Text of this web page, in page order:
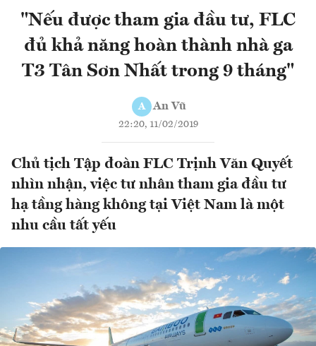
"Nếu được tham gia đầu tư, FLC
đủ khả năng hoàn thành nhà ga
T3 Tân Sơn Nhất trong 9 tháng"
A An Vũ
22:20, 11/02/2019
Chủ tịch Tập đoàn FLC Trịnh Văn Quyết
nhìn nhận, việc tư nhân tham gia đầu tư
hạ tầng hàng không tại Việt Nam là một
nhu cầu tất yếu